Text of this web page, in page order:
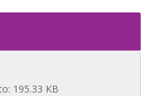
195.33 KB